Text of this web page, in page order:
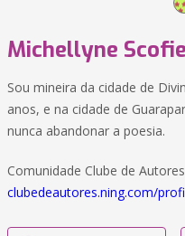
Michellyne
Sou mineira da cidade de
anos, e na cidade de
nunca abandonar a poesia.
Comunidade Clube de
clubedeautores.ning.com/